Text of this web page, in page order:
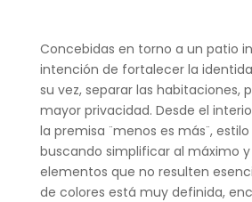
Concebidas en torno a un patio
intención de fortalecer la
su vez, separar las habitaciones,
mayor privacidad. Desde el
la premisa ¨menos es más¨,
buscando simplificar al máximo
elementos que no resulten
de colores está muy definida,